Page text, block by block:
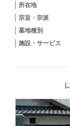
所在地
宗旨・宗派
墓地種別
施設・サービス